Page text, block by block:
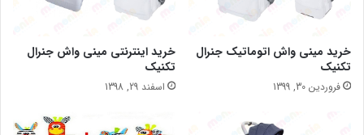
خرید مینی واش اتوماتیک جنرال
تکنیک
فروردین 30, 1399
خرید اینترنتی مینی واش جنرال
تکنیک
اسفند 29, 1398